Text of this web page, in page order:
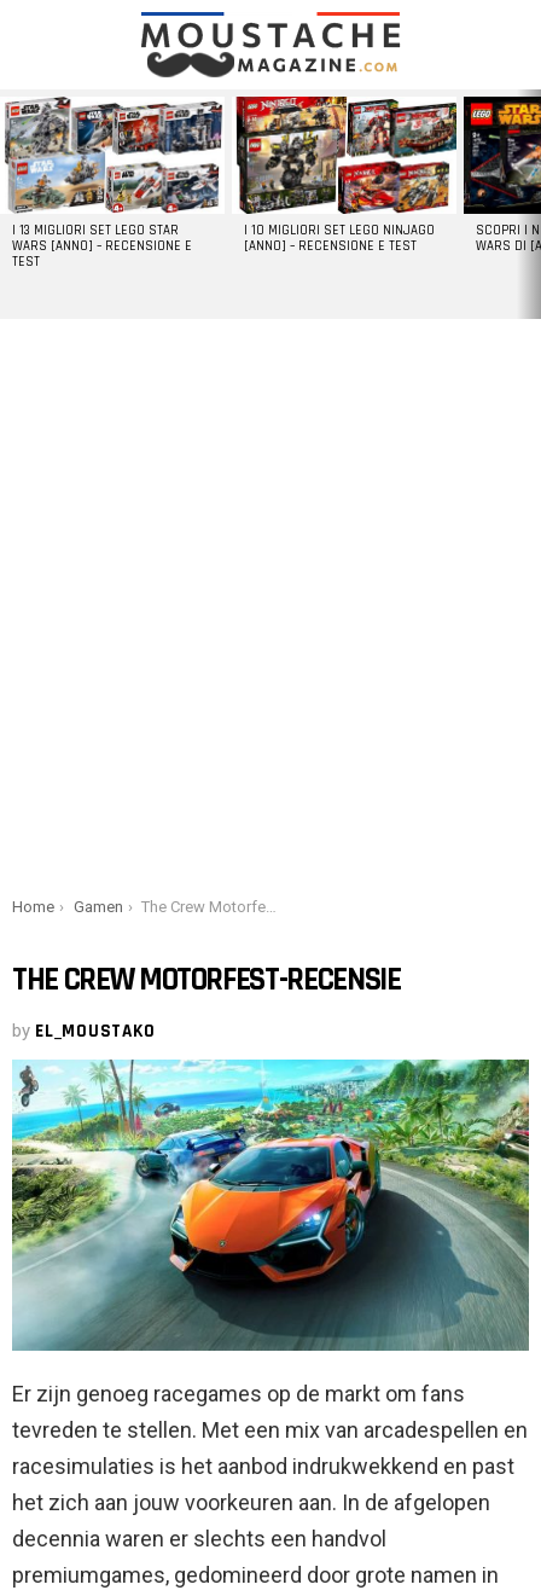
LATEST
STORIES
I 13 MIGLIORI SET LEGO STAR
WARS [ANNO] – RECENSIONE E
TEST
I 10 MIGLIORI SET LEGO NINJAGO
[ANNO] – RECENSIONE E TEST
SCOPRI I
WARS DI
You are here:
Home Gamen The Crew Motorfest-recensie
THE CREW MOTORFEST-RECENSIE
by EL_MOUSTAKO
Er zijn genoeg racegames op de markt om fans
tevreden te stellen. Met een mix van arcadespellen en
racesimulaties is het aanbod indrukwekkend en past
het zich aan jouw voorkeuren aan. In de afgelopen
decennia waren er slechts een handvol
premiumgames, gedomineerd door grote namen in